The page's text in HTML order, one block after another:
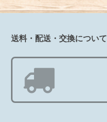
送料・配送・交換について